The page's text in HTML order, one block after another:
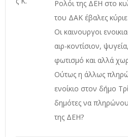
Ρολόι της ΔΕΗ στο
του ΔΑΚ έβαλες
Οι καινουργοι
αιρ-κοντίσιον,
φωτισμό και αλλά
Ούτως η άλλως
ενοίκιο στον δήμο
δημότες να
της ΔΕΗ?